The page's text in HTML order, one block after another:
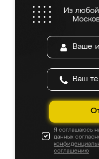
Из
Я соглашаюсь
данных
соглашению